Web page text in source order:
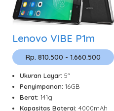
Lenovo VIBE P1m
Rp. 810.500 - 1.660.500
Ukuran Layar: 5"
Penyimpanan: 16GB
Berat: 141g
Kapasitas Baterai: 4000mAh